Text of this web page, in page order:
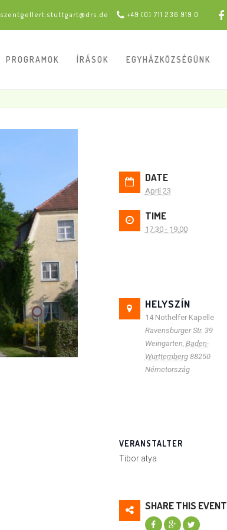
szentgellert.stuttgart@drs.de +49 (0) 711 236 919 0
PROGRAMOK ÍRÁSOK EGYHÁZKÖZSÉGÜNK
DATE
April 23
TIME
17:30 - 19:00
HELYSZÍN
14 Nothelfer Kapelle
Ravensburger Str. 39
Weingarten, Baden-
Württemberg 88250
Németország
VERANSTALTER
Tibor atya
SHARE THIS EVENT